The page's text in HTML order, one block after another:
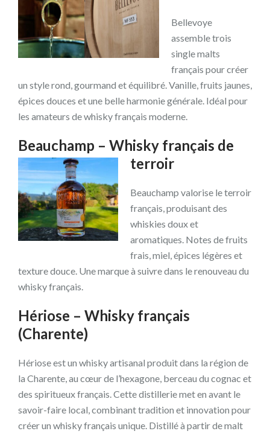
Bellevoye
assemble trois
single malts
français pour créer
un style rond, gourmand et équilibré. Vanille, fruits jaunes,
épices douces et une belle harmonie générale. Idéal pour
les amateurs de whisky français moderne.
Beauchamp – Whisky français de
terroir
Beauchamp valorise le terroir
français, produisant des
whiskies doux et
aromatiques. Notes de fruits
frais, miel, épices légères et
texture douce. Une marque à suivre dans le renouveau du
whisky français.
Hériose – Whisky français
(Charente)
Hériose est un whisky artisanal produit dans la région de
la Charente, au cœur de l’hexagone, berceau du cognac et
des spiritueux français. Cette distillerie met en avant le
savoir-faire local, combinant tradition et innovation pour
créer un whisky français unique. Distillé à partir de malt